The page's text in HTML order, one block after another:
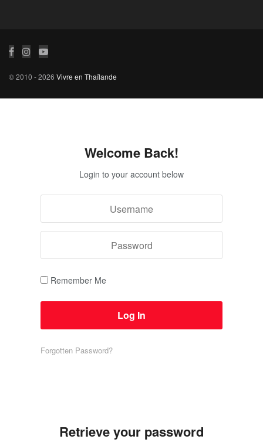
© 2010 - 2026 Vivre en Thaïlande
Welcome Back!
Login to your account below
Remember Me
Forgotten Password?
Retrieve your password